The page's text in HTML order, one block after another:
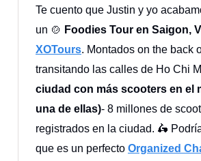
Te cuento que Justin y yo
un 🍲 Foodies Tour en Saigon,
XOTours. Montados on the back
transitando las calles de Ho Chi
ciudad con más scooters en el
una de ellas)- 8 millones de
registrados en la ciudad. 🛵
que es un perfecto Organized